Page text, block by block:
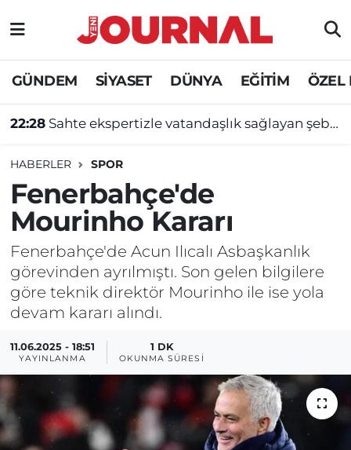
GÜNDEM SİYASET DÜNYA EĞİTİM ÖZEL
22:28 Sahte ekspertizle vatandaşlık sağlayan şebekeye operasyon
HABERLER SPOR
Fenerbahçe'de
Mourinho Kararı
Fenerbahçe'de Acun Ilıcalı Asbaşkanlık
görevinden ayrılmıştı. Son gelen bilgilere
göre teknik direktör Mourinho ile ise yola
devam kararı alındı.
11.06.2025 - 18:51
YAYINLANMA
1 DK
OKUNMA SÜRESI
GÜNDEM
SİYASET
DÜNYA
EĞİTİM
ÖZEL HABER
Nöbetçi Eczaneler
Hava Durumu
Süper Lig Puan Durumu ve Fikstür
Tüm Manşetler
Son Dakika Haberleri
Haber Arşivi